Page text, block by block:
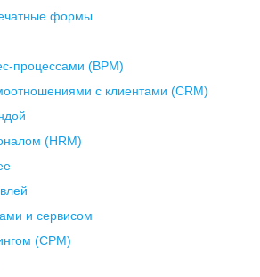
формы
процессами (BPM)
с клиентами (СRM)
(HRM)
и сервисом
(CPM)